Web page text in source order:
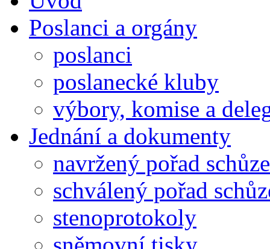
Poslanci a orgány
poslanci
poslanecké kluby
výbory, komise a
Jednání a dokumenty
navržený pořad schůze
schválený pořad
stenoprotokoly